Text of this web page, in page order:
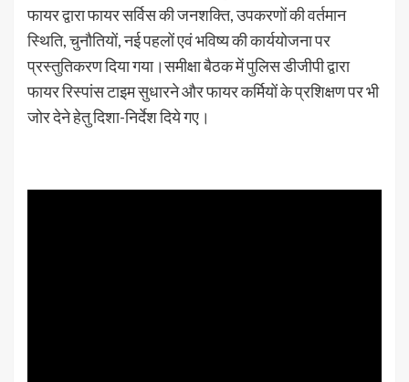
फायर द्वारा फायर सर्विस की जनशक्ति, उपकरणों की वर्तमान
स्थिति, चुनौतियों, नई पहलों एवं भविष्य की कार्ययोजना पर
प्रस्तुतिकरण दिया गया।समीक्षा बैठक में पुलिस डीजीपी द्वारा
फायर रिस्पांस टाइम सुधारने और फायर कर्मियों के प्रशिक्षण पर भी
जोर देने हेतु दिशा-निर्देश दिये गए।